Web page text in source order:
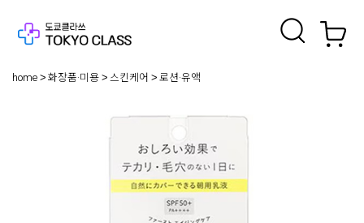
home 화장품·미용 스킨케어 로션·유액